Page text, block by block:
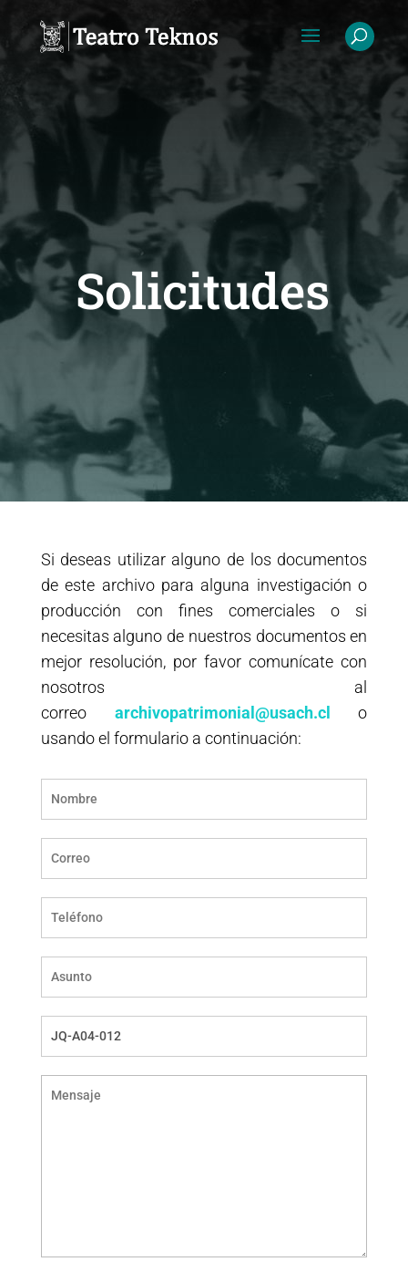
Solicitudes
Si deseas utilizar alguno de los documentos
de este archivo para alguna investigación o
producción con fines comerciales o si
necesitas alguno de nuestros documentos en
mejor resolución, por favor comunícate con
nosotros al
correo archivopatrimonial@usach.cl
o
usando el formulario a continuación: